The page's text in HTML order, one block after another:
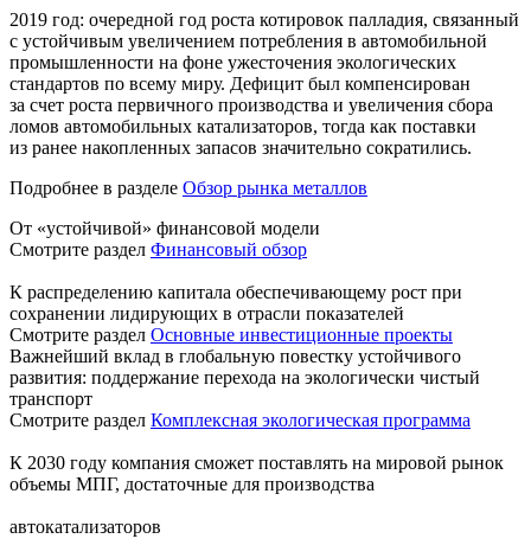
2019 год: очередной год роста котировок палладия, связанный
с устойчивым увеличением потребления в автомобильной
промышленности на фоне ужесточения экологических
стандартов по всему миру. Дефицит был компенсирован
за счет роста первичного производства и увеличения сбора
ломов автомобильных катализаторов, тогда как поставки
из ранее накопленных запасов значительно сократились.
Подробнее в разделе Обзор рынка металлов
От «устойчивой» финансовой модели
Смотрите раздел Финансовый обзор
К распределению капитала обеспечивающему рост при
сохранении лидирующих в отрасли показателей
Смотрите раздел Основные инвестиционные проекты
Важнейший вклад в глобальную повестку устойчивого
развития: поддержание перехода на экологически чистый
транспорт
Смотрите раздел Комплексная экологическая программа
К 2030 году компания сможет поставлять на мировой рынок
объемы МПГ, достаточные для производства
автокатализаторов